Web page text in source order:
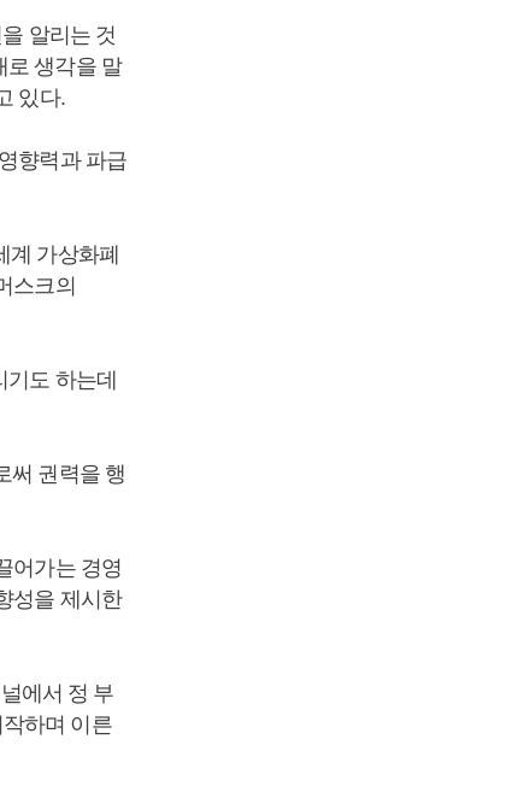
알리는 것
로 생각을 말
있다.
향력과 파급
계 가상화폐
스크의
기도 하는데
써 권력을 행
어가는 경영
성을 제시한
에서 정 부
하며 이른